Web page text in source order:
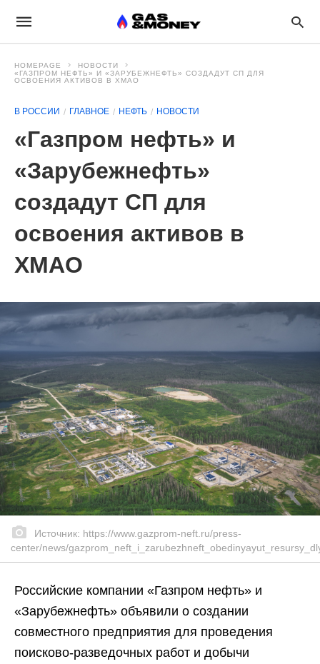
HOMEPAGE
НОВОСТИ
«ГАЗПРОМ НЕФТЬ» И «ЗАРУБЕЖНЕФТЬ» СОЗДАДУТ СП ДЛЯ
ОСВОЕНИЯ АКТИВОВ В ХМАО
В РОССИИ ГЛАВНОЕ НЕФТЬ НОВОСТИ
«Газпром нефть» и
«Зарубежнефть»
создадут СП для
освоения активов в
ХМАО
Источник: https://www.gazprom-neft.ru/press-
center/news/
Российские компании «Газпром нефть» и
«Зарубежнефть» объявили о создании
совместного предприятия для проведения
поисково-разведочных работ и добычи